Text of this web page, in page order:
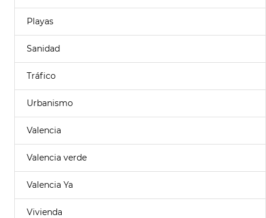
Playas
Sanidad
Tráfico
Urbanismo
Valencia
Valencia verde
Valencia Ya
Vivienda